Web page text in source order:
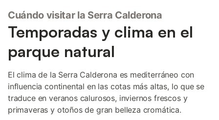
Cuándo visitar la Serra Calderona
Temporadas y clima en el
parque natural
El clima de la Serra Calderona es mediterráneo con
influencia continental en las cotas más altas, lo que se
traduce en veranos calurosos, inviernos frescos y
primaveras y otoños de gran belleza cromática.